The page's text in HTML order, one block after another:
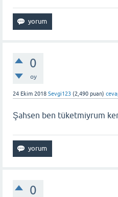
0
oy
24 Ekim 2018 Sevgi123 (2,490 puan)
Şahsen ben tüketmiyrum
0